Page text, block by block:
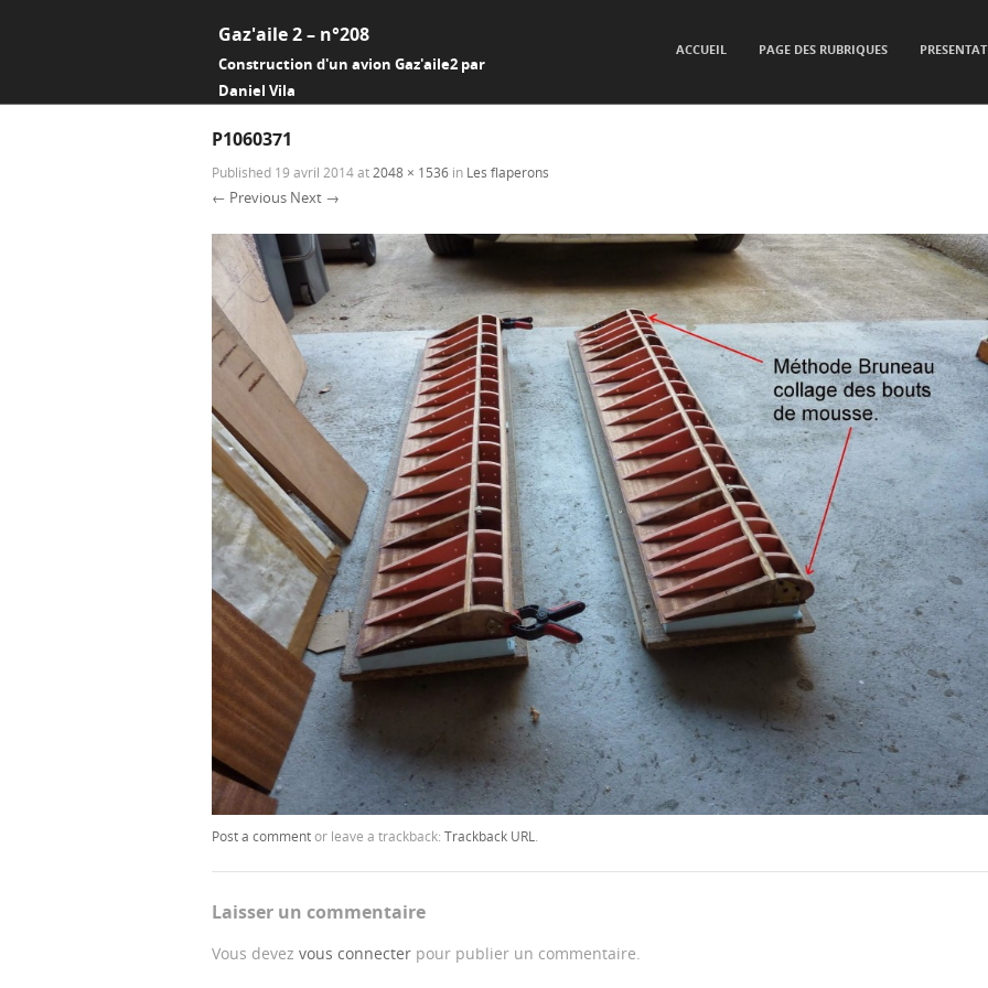
Gaz'aile 2 – n°208
Construction d'un avion Gaz'aile2 par
Daniel Vila
ACCUEIL PAGE DES RUBRIQUES
P1060371
Published 19 avril 2014at 2048 × 1536 in Les flaperons
← Previous Next →
Post a commentor leave a trackback: Trackback URL.
Laisser un commentaire
Vous devez vous connecter pour publier un commentaire.